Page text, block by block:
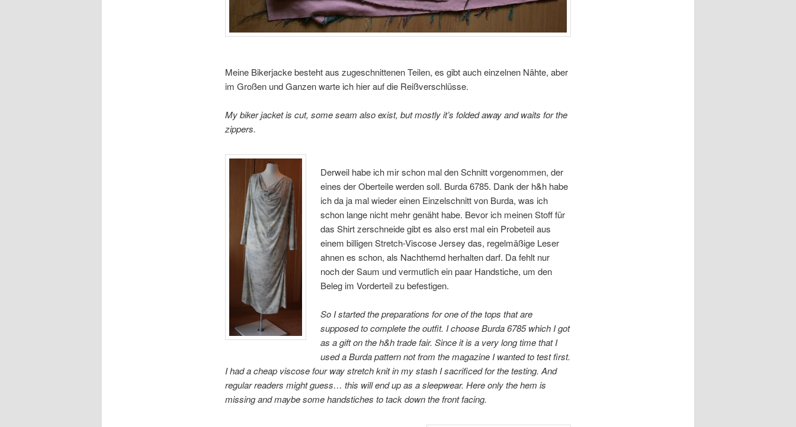
Meine Bikerjacke besteht aus zugeschnittenen Teilen, es gibt auch einzelnen Nähte, aber
im Großen und Ganzen warte ich hier auf die Reißverschlüsse.
My biker jacket is cut, some seam also exist, but mostly it’s folded away and waits for the
zippers.
Derweil habe ich mir schon mal den Schnitt vorgenommen, der
eines der Oberteile werden soll. Burda 6785. Dank der h&h habe
ich da ja mal wieder einen Einzelschnitt von Burda, was ich
schon lange nicht mehr genäht habe. Bevor ich meinen Stoff für
das Shirt zerschneide gibt es also erst mal ein Probeteil aus
einem billigen Stretch-Viscose Jersey das, regelmäßige Leser
ahnen es schon, als Nachthemd herhalten darf. Da fehlt nur
noch der Saum und vermutlich ein paar Handstiche, um den
Beleg im Vorderteil zu befestigen.
So I started the preparations for one of the tops that are
supposed to complete the outfit. I choose Burda 6785 which I got
as a gift on the h&h trade fair. Since it is a very long time that I
used a Burda pattern not from the magazine I wanted to test first.
I had a cheap viscose four way stretch knit in my stash I sacrificed for the testing. And
regular readers might guess… this will end up as a sleepwear. Here only the hem is
missing and maybe some handstiches to tack down the front facing.